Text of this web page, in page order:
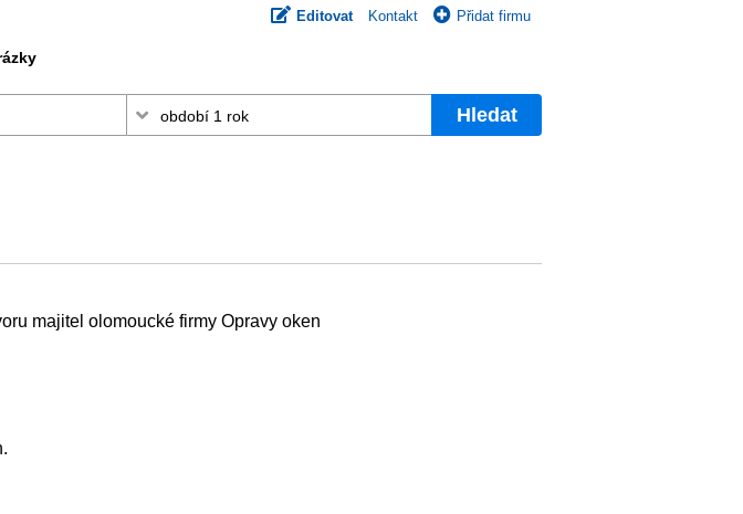
Editovat Kontakt Přidat firmu
Hledat
majitel olomoucké firmy Opravy oken